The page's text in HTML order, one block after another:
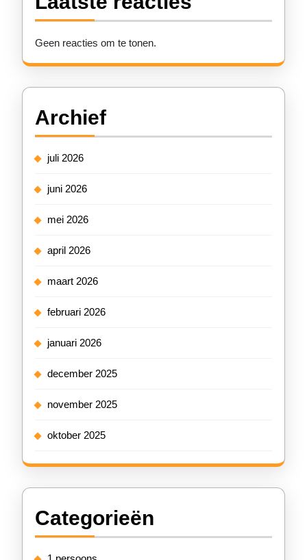
Geen reacties om te tonen.
Archief
juli 2026
juni 2026
mei 2026
april 2026
maart 2026
februari 2026
januari 2026
december 2025
november 2025
oktober 2025
Categorieën